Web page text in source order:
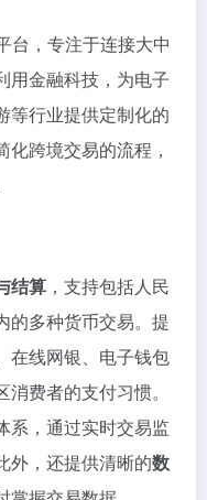
台，专注于连接大中
用金融科技，为电子
等行业提供定制化的
跨境交易的流程，
结算 ，支持包括人民
的多种货币交易。提
在线网银、电子钱包
费者的支付习惯。
系，通过实时交易监
外，还提供清晰的数